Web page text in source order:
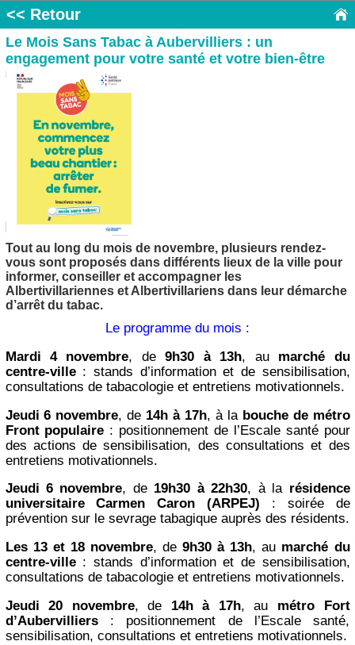
<< Retour
Le Mois Sans Tabac à Aubervilliers : un
engagement pour votre santé et votre bien-être
Tout au long du mois de novembre, plusieurs rendez-
vous sont proposés dans différents lieux de la ville pour
informer, conseiller et accompagner les
Albertivillariennes et Albertivillariens dans leur démarche
d’arrêt du tabac.
Le programme du mois :
Mardi 4 novembre, de9h30 à 13h, au marché du
centre-ville: stands d’information et de sensibilisation,
consultations de tabacologie et entretiens motivationnels.
Jeudi 6 novembre, de 14h à 17h, à la bouche de métro
Front populaire : positionnement de l’Escale santé pour
des actions de sensibilisation, des consultations et des
entretiens motivationnels.
Jeudi 6 novembre, de 19h30 à 22h30, à la résidence
universitaire Carmen Caron (ARPEJ) : soirée de
prévention sur le sevrage tabagique auprès des résidents.
Les 13 et 18 novembre, de9h30 à 13h, au marché du
centre-ville: stands d’information et de sensibilisation,
consultations de tabacologie et entretiens motivationnels.
Jeudi 20 novembre, de 14h à 17h, au métro Fort
d’Aubervilliers: positionnement de l’Escale santé,
sensibilisation, consultations et entretiens motivationnels.